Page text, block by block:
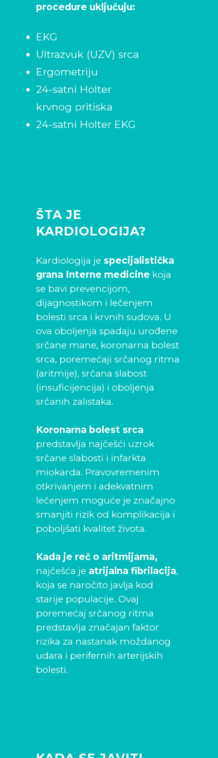
procedure uključuju:
EKG
Ultrazvuk (UZV) srca
Ergometriju
24-satni Holter
krvnog pritiska
24-satni Holter EKG
ŠTA JE
KARDIOLOGIJA?
Kardiologija je specijalistička
grana Interne medicine koja
se bavi prevencijom,
dijagnostikom i lečenjem
bolesti srca i krvnih sudova. U
ova oboljenja spadaju urođene
srčane mane, koronarna bolest
srca, poremećaji srčanog ritma
(aritmije), srčana slabost
(insuficijencija) i oboljenja
srčanih zalistaka.
Koronarna bolest srca
predstavlja najčešći uzrok
srčane slabosti i infarkta
miokarda. Pravovremenim
otkrivanjem i adekvatnim
lečenjem moguće je značajno
smanjiti rizik od komplikacija i
poboljšati kvalitet života.
Kada je reč o aritmijama,
najčešća je atrijalna fibrilacija,
koja se naročito javlja kod
starije populacije. Ovaj
poremećaj srčanog ritma
predstavlja značajan faktor
rizika za nastanak moždanog
udara i perifernih arterijskih
bolesti.